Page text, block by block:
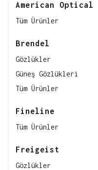
American Optical
Tüm Ürünler
Brendel
Gözlükler
Güneş Gözlükleri
Tüm Ürünler
Fineline
Tüm Ürünler
Freigeist
Gözlükler